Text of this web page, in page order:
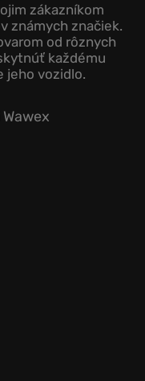
zákazníkom
známych značiek.
od rôznych
každému
jeho vozidlo.